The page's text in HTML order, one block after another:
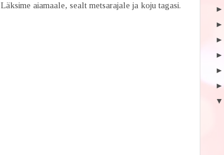
Läksime aiamaale, sealt metsarajale ja koju tagasi.
►
►
►
►
►
►
▼